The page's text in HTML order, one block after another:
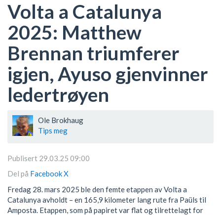
Volta a Catalunya
2025: Matthew
Brennan triumferer
igjen, Ayuso gjenvinner
ledertrøyen
Ole Brokhaug
Tips meg
Publisert 29.03.25 09:00
Del på FacebookX
Fredag 28. mars 2025 ble den femte etappen av Volta a
Catalunya avholdt – en 165,9 kilometer lang rute fra Paüls til
Amposta. Etappen, som på papiret var flat og tilrettelagt for